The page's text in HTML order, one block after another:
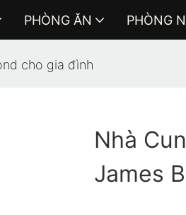
PHÒNG ĂN PHÒNG
cho gia đình
Nhà
James